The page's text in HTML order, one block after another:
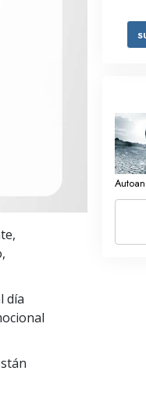
Respuestas a las
La Causa de la
Investigaciones
Los Fundamentos de
Los Fundamentos
día